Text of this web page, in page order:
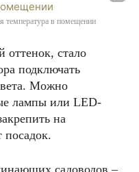
температура в помещении
оттенок, стало
подключать
Можно
лампы или LED-
на
посадок.
садоводов –